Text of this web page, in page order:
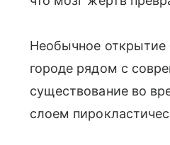
Необычное открытие
городе рядом с
существование во
слоем